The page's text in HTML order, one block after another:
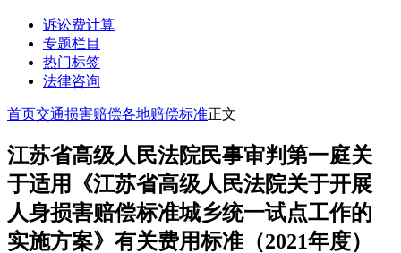
诉讼费计算
专题栏目
热门标签
法律咨询
首页交通损害赔偿各地赔偿标准正文
江苏省高级人民法院民事审判第一庭关
于适用《江苏省高级人民法院关于开展
人身损害赔偿标准城乡统一试点工作的
实施方案》有关费用标准（2021年度）